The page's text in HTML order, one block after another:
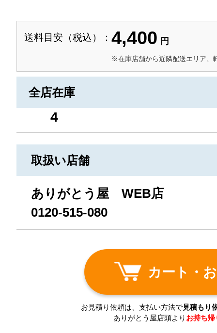
送料目安（税込）： 4,400 円
※在庫店舗から近隣配送エリア、
全店在庫
4
取扱い店舗
ありがとう屋 WEB店
0120-515-080
カート・
お見積り依頼は、支払い方法で見積もり
ありがとう屋店頭より お持ち帰